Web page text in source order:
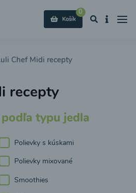
0
Košík
Chef Midi recepty
recepty
typu jedla
Polievky s kúskami
Polievky mixované
Smoothies